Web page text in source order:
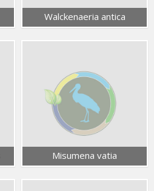
Walckenaeria antica
Misumena vatia